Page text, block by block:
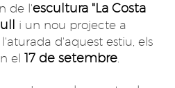
de l'escultura "La Costa
i un nou projecte a
l'aturada d'aquest estiu, els
el 17 de setembre.